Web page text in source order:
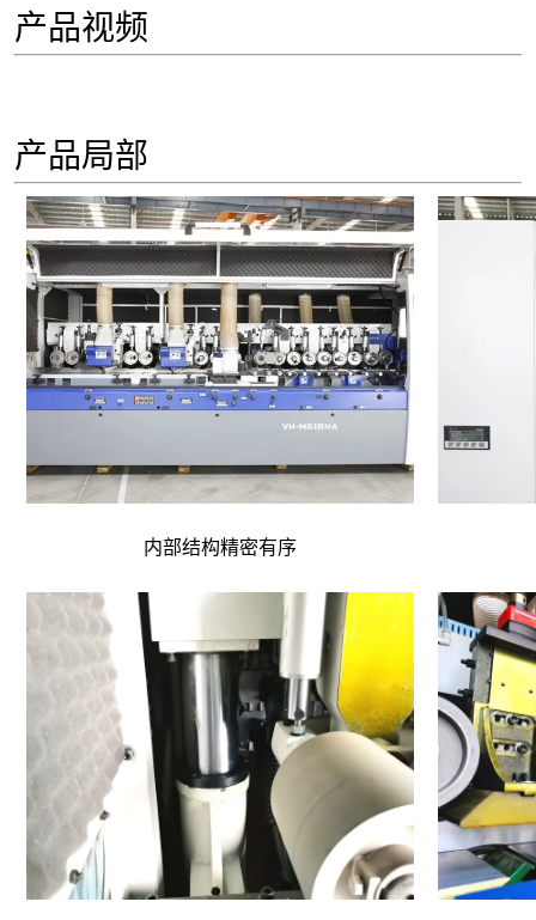
产品视频
产品局部
内部结构精密有序